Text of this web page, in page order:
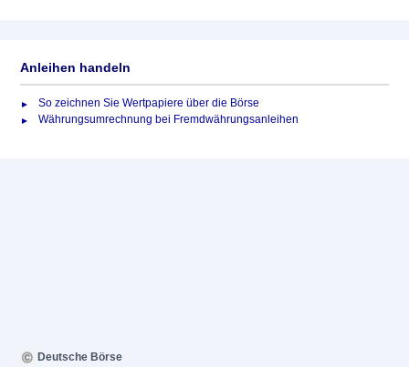
Anleihen handeln
So zeichnen Sie Wertpapiere über die Börse
Währungsumrechnung bei Fremdwährungsanleihen
Deutsche Börse